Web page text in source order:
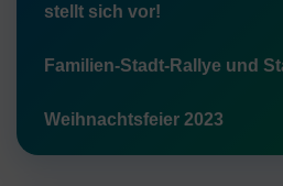
stellt sich vor!
Familien-Stadt-Rallye und
Weihnachtsfeier 2023